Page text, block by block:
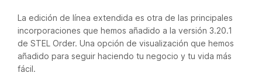
La edición de línea extendida es otra de las principales
incorporaciones que hemos añadido a la versión 3.20.1
de STEL Order. Una opción de visualización que hemos
añadido para seguir haciendo tu negocio y tu vida más
fácil.